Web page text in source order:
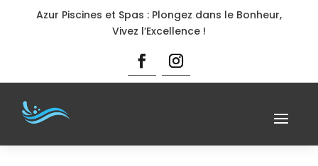
Azur Piscines et Spas : Plongez dans le Bonheur,
Vivez l’Excellence !